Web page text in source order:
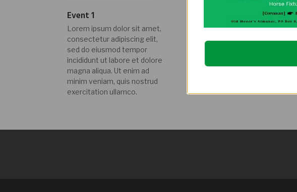
Event 1
Lorem ipsum dolor sit amet,
consectetur adipiscing elit,
sed do eiusmod tempor
incididunt ut labore et dolore
magna aliqua. Ut enim ad
minim veniam, quis nostrud
exercitation ullamco.
Lorem ipsum dolor sit amet,
consectetur adipiscing elit,
exercitation ullamco.